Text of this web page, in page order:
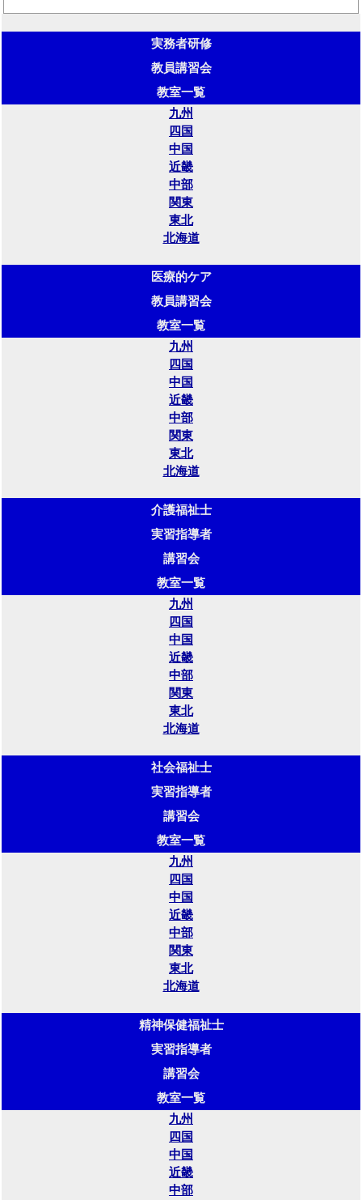
実務者研修
教員講習会
教室一覧
九州
四国
中国
近畿
中部
関東
東北
北海道
医療的ケア
教員講習会
教室一覧
九州
四国
中国
近畿
中部
関東
東北
北海道
介護福祉士
実習指導者
講習会
教室一覧
九州
四国
中国
近畿
中部
関東
東北
北海道
社会福祉士
実習指導者
講習会
教室一覧
九州
四国
中国
近畿
中部
関東
東北
北海道
精神保健福祉士
実習指導者
講習会
教室一覧
九州
四国
中国
近畿
中部